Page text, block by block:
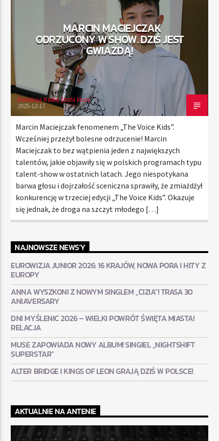
TERAZ
RADIO STREFA MUZY
22:00 24:00
MARCIN MACIEJCZAK
ODRZUCONY W SHOW. DZIŚ JEST
GWIAZDĄ!
Redakcja Radia Strefa Muzy
2025-12-17
Marcin Maciejczak fenomenem „The Voice Kids”.
Wcześniej przeżył bolesne odrzucenie! Marcin
Maciejczak to bez wątpienia jeden z największych
talentów, jakie objawiły się w polskich programach typu
talent-show w ostatnich latach. Jego niespotykana
barwa głosu i dojrzałość sceniczna sprawiły, że zmiażdżył
konkurencję w trzeciej edycji „The Voice Kids”. Okazuje
się jednak, że droga na szczyt młodego […]
NAJNOWSZE NEWS'Y
EUROWIZJA JUNIOR 2026: 16 KRAJÓW, NOWA PORA I HITY Z
EUROPY
ANNA WYSZKONI Z NOWYM SINGLEM „CIZIA”! TRASA 30
ANIAVERSARY
DNI MYŚLENIC 2026 – WIELKI POWRÓT ŚWIĘTA MIASTA!
RELACJA
MUSE ZAPOWIADA NOWY ALBUM! SINGIEL „NIGHTSHIFT
SUPERSTAR”
ALTER BRIDGE I KINGS OF LEON GRAJĄ DZIŚ W POLSCE!
AKTUALNIE NA ANTENIE